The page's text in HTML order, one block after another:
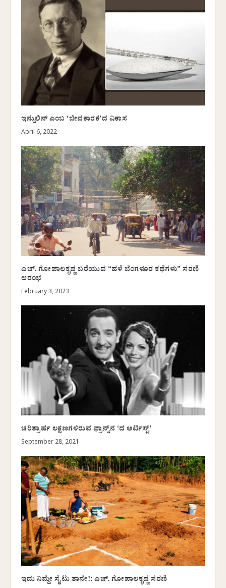
ಇನ್ಸುಲಿನ್ ಎಂಬ ‘ಜೀವಕಾರಕ’ದ ವಿಕಾಸ
April 6, 2022
ಎಚ್. ಗೋಪಾಲಕೃಷ್ಣ ಬರೆಯುವ “ಹಳೆ ಬೆಂಗಳೂರ ಕಥೆಗಳು” ಸರಣಿ
ಆರಂಭ
February 3, 2023
ಚರಿತ್ರಾರ್ಹ ಲಕ್ಷಣಗಳಿರುವ ಫ್ರಾನ್ಸ್‌ನ ʻದ ಆರ್ಟಿಸ್ಟ್‌ʼ
September 28, 2021
ಇದು ನಿಮ್ದೇ ಸೈಟು ತಾನೇ!: ಎಚ್. ಗೋಪಾಲಕೃಷ್ಣ ಸರಣಿ